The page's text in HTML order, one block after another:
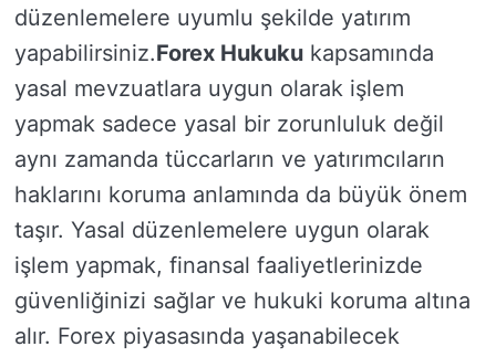
düzenlemelere uyumlu şekilde yatırım
yapabilirsiniz.Forex Hukuku kapsamında
yasal mevzuatlara uygun olarak işlem
yapmak sadece yasal bir zorunluluk değil
aynı zamanda tüccarların ve yatırımcıların
haklarını koruma anlamında da büyük önem
taşır. Yasal düzenlemelere uygun olarak
işlem yapmak, finansal faaliyetlerinizde
güvenliğinizi sağlar ve hukuki koruma altına
alır. Forex piyasasında yaşanabilecek